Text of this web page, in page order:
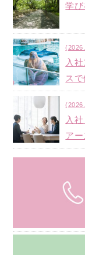
学び
入
ス
入
ア